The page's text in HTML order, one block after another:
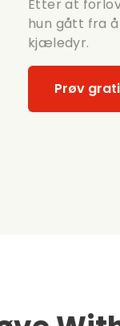
Etter at
hun gått fra
kjæledyr.
Prøv